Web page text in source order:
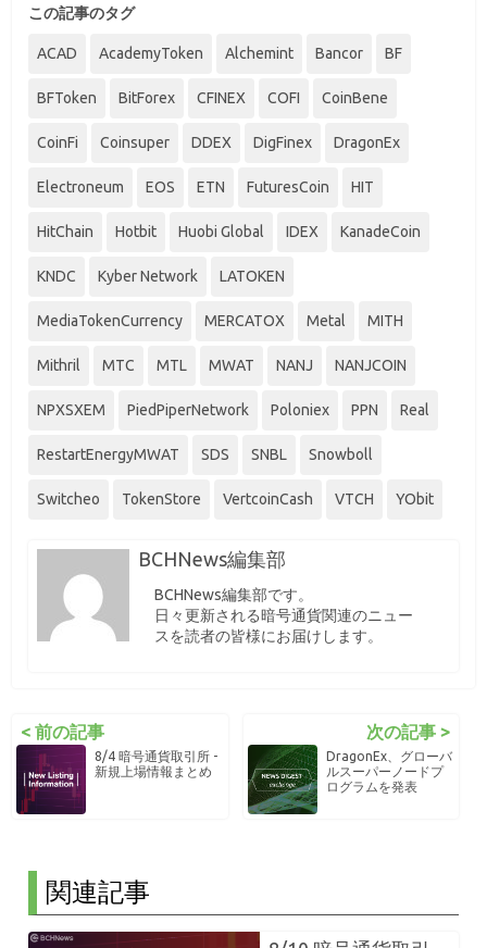
この記事のタグ
ACAD AcademyToken Alchemint Bancor BF
BFToken BitForex CFINEX COFI CoinBene
CoinFi Coinsuper DDEX DigFinex DragonEx
Electroneum EOS ETN FuturesCoin HIT
HitChain Hotbit Huobi Global IDEX KanadeCoin
KNDC Kyber Network LATOKEN
MediaTokenCurrency MERCATOX Metal MITH
Mithril MTC MTL MWAT NANJ NANJCOIN
NPXSXEM PiedPiperNetwork Poloniex PPN Real
RestartEnergyMWAT SDS SNBL Snowboll
Switcheo TokenStore VertcoinCash VTCH YObit
BCHNews編集部
BCHNews編集部です。
日々更新される暗号通貨関連のニュー
スを読者の皆様にお届けします。
< 前の記事
8/4 暗号通貨取引所 -
新規上場情報まとめ
次の記事 >
DragonEx、グローバ
ルスーパーノードプ
ログラムを発表
関連記事